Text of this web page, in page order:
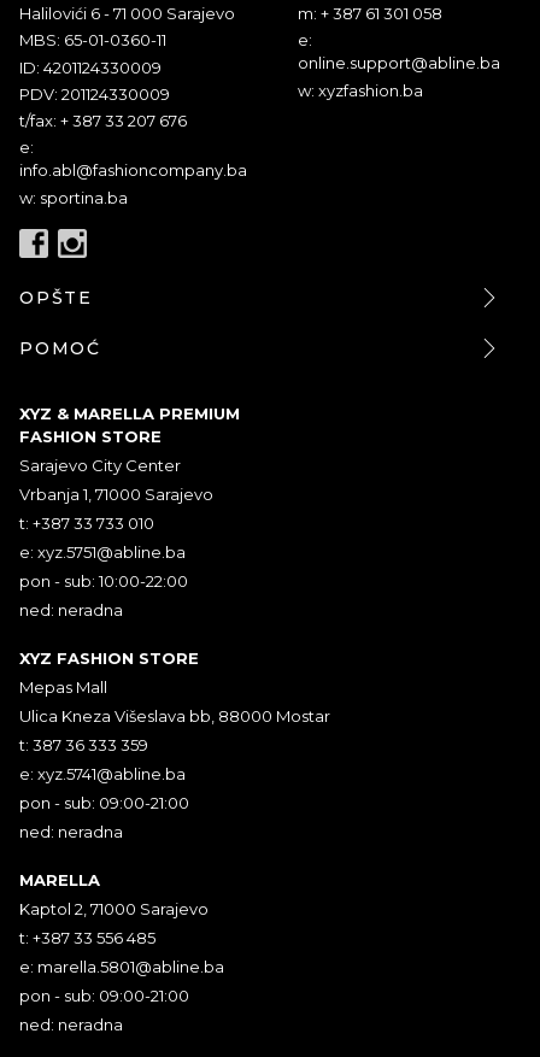
Halilovići 6 - 71 000 Sarajevo
MBS: 65-01-0360-11
ID: 4201124330009
PDV: 201124330009
t/fax: + 387 33 207 676
e:
info.abl@fashioncompany.ba
w: sportina.ba
m: + 387 61 301 058
e:
online.support@abline.ba
w: xyzfashion.ba
OPŠTE
POMOĆ
XYZ & MARELLA PREMIUM
FASHION STORE
Sarajevo City Center
Vrbanja 1, 71000 Sarajevo
t: +387 33 733 010
e: xyz.5751@abline.ba
pon - sub: 10:00-22:00
ned: neradna
XYZ FASHION STORE
Mepas Mall
Ulica Kneza Višeslava bb, 88000 Mostar
t: 387 36 333 359
e: xyz.5741@abline.ba
pon - sub: 09:00-21:00
ned: neradna
MARELLA
Kaptol 2, 71000 Sarajevo
t: +387 33 556 485
e: marella.5801@abline.ba
pon - sub: 09:00-21:00
ned: neradna